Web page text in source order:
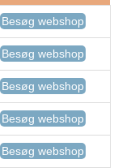
Besøg webshop
Besøg webshop
Besøg webshop
Besøg webshop
Besøg webshop